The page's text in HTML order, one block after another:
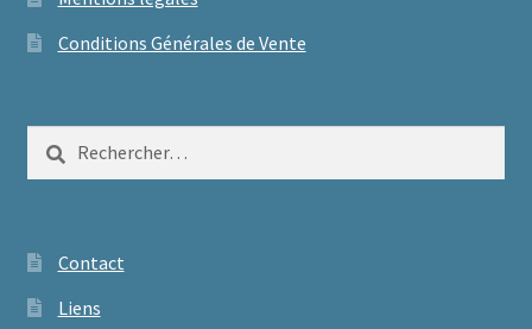
Conditions Générales de Vente
Rechercher :
Contact
Liens